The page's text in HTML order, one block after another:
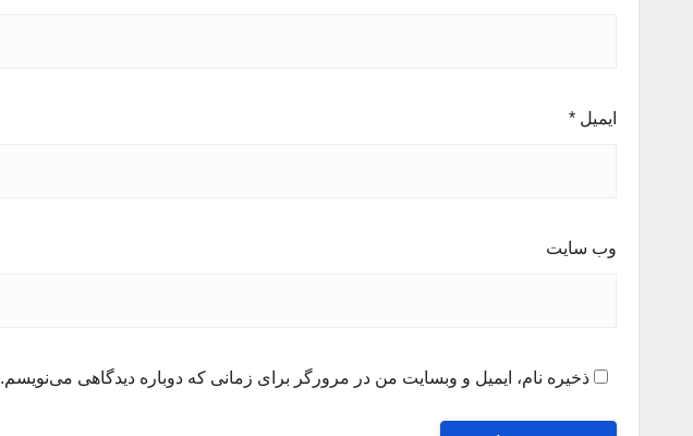
ایمیل *
وب‌ سایت
ذخیره نام، ایمیل و وبسایت من در مرورگر برای زمانی که دوباره دیدگاهی می‌نویسم.